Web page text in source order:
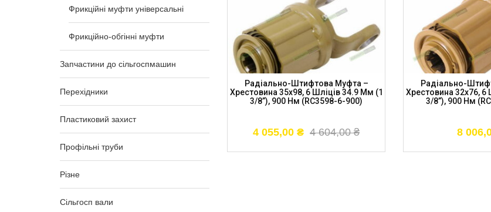
Фрикційні муфти універсальні
Фрикційно-обгінні муфти
Запчастини до сільгоспмашин
Перехідники
Пластиковий захист
Профільні труби
Різне
Сільгосп вали
Хрестовина 30.2х92, 21 Шліц 34.9 Мм
5 243,00₴
Радіально-Штифтова Муфта –
Хрестовина 35х98, 6 Шліців 34.9 Мм (1
3/8”), 900 Нм (RC3598-6-900)
4 604,00₴
4 055,00 ₴
Радіально-
Хрестовина 32х76, 6
3/8”), 900 Нм
8